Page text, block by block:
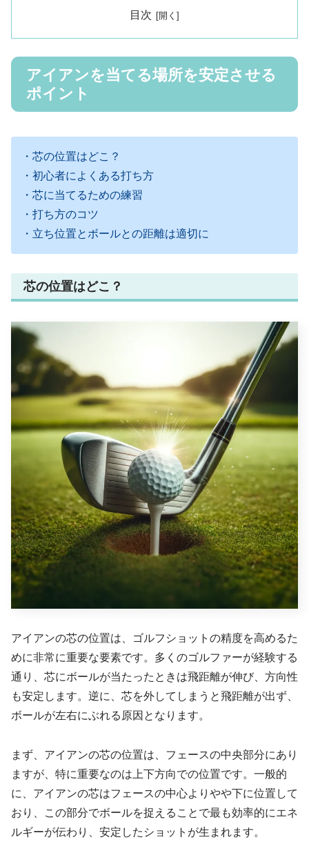
目次
アイアンを当てる場所を安定させる
ポイント
・芯の位置はどこ？
・初心者によくある打ち方
・芯に当てるための練習
・打ち方のコツ
・立ち位置とボールとの距離は適切に
芯の位置はどこ？
アイアンの芯の位置は、ゴルフショットの精度を高めるた
めに非常に重要な要素です。多くのゴルファーが経験する
通り、芯にボールが当たったときは飛距離が伸び、方向性
も安定します。逆に、芯を外してしまうと飛距離が出ず、
ボールが左右にぶれる原因となります。
まず、アイアンの芯の位置は、フェースの中央部分にあり
ますが、特に重要なのは上下方向での位置です。一般的
に、アイアンの芯はフェースの中心よりやや下に位置して
おり、この部分でボールを捉えることで最も効率的にエネ
ルギーが伝わり、安定したショットが生まれます。